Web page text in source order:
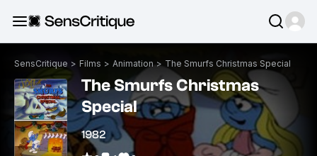
SensCritique > Films > Animation > The Smurfs Christmas Special
The Smurfs Christmas
Special
1982